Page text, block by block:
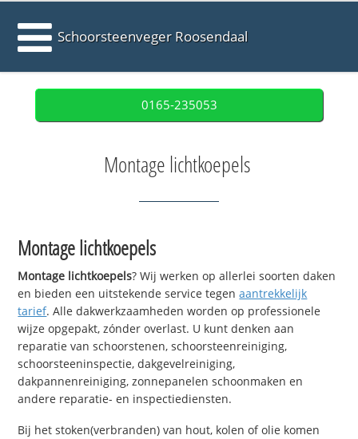
Schoorsteenveger Roosendaal
0165-235053
Montage lichtkoepels
Montage lichtkoepels
Montage lichtkoepels? Wij werken op allerlei soorten daken
en bieden een uitstekende service tegenaantrekkelijk
tarief. Alle dakwerkzaamheden worden op professionele
wijze opgepakt, zónder overlast. U kunt denken aan
reparatie van schoorstenen, schoorsteenreiniging,
schoorsteeninspectie, dakgevelreiniging,
dakpannenreiniging, zonnepanelen schoonmaken en
andere reparatie- en inspectiediensten.
Bij het stoken(verbranden) van hout, kolen of olie komen